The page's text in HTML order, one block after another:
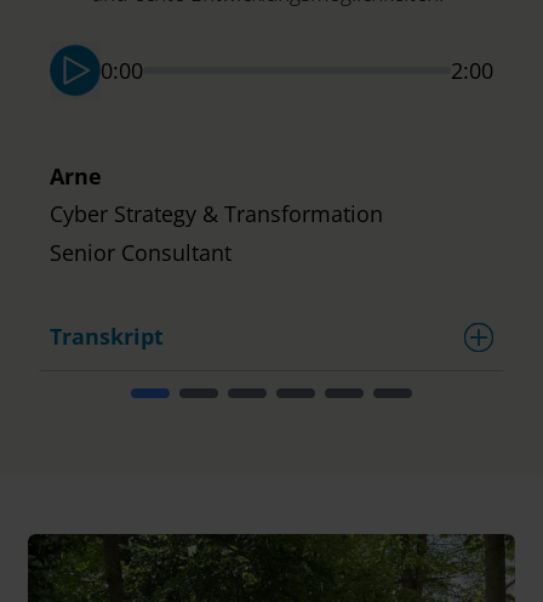
0:00 2:00
Arne
Cyber Strategy & Transformation
Senior Consultant
Transkript